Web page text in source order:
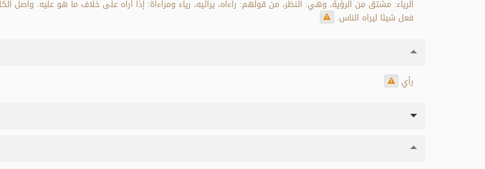
الرياء: مشتق من الرؤية، وهي: النظر، من قولهم: راءاه، يرائيه، رياء ومراءاة: إذا أراه على خلاف ما هو عليه. وأصل
فعل شيئا ليراه الناس.
رأي